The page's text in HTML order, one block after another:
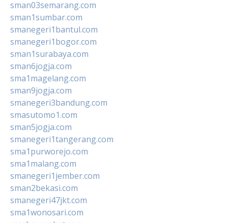
sman03semarang.com
sman1sumbar.com
smanegeri1bantul.com
smanegeri1bogor.com
sman1surabaya.com
sman6jogja.com
sma1magelang.com
sman9jogja.com
smanegeri3bandung.com
smasutomo1.com
sman5jogja.com
smanegeri1tangerang.com
sma1purworejo.com
sma1malang.com
smanegeri1jember.com
sman2bekasi.com
smanegeri47jkt.com
sma1wonosari.com